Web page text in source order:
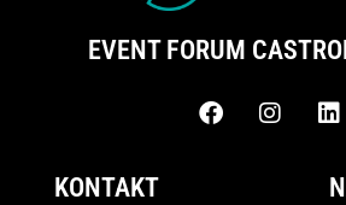
EVENT FORUM
KONTAKT